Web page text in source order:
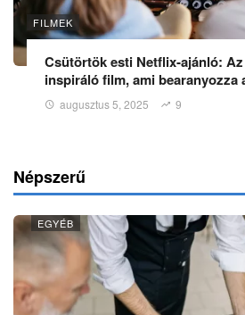
FILMEK
Csütörtök esti Netflix‑ajánló:
inspiráló film, ami bearanyozza
augusztus 5, 2025 9
Népszerű
EGYÉB